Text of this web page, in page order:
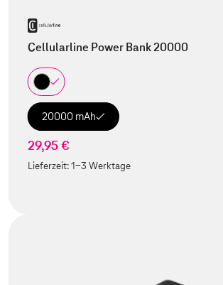
Cellularline Power Bank 20000
20000 mAh
29,95 €
Lieferzeit:1-3 Werktage